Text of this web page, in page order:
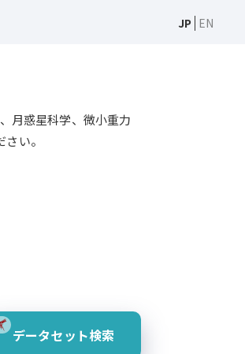
JP EN
月惑星科学、微小重力
い。
データセット検索